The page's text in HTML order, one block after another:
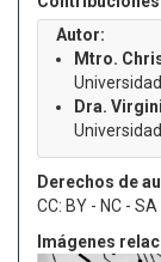
Autor:
Mtro.
Dra.
Derechos de
CC: BY - NC - SA
Imágenes